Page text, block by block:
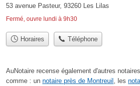
53 avenue Pasteur, 93260 Les Lilas
Fermé, ouvre lundi à 9h30
Horaires Téléphone
AuNotaire recense également d'autres
comme : un notaire près de Montreuil , les